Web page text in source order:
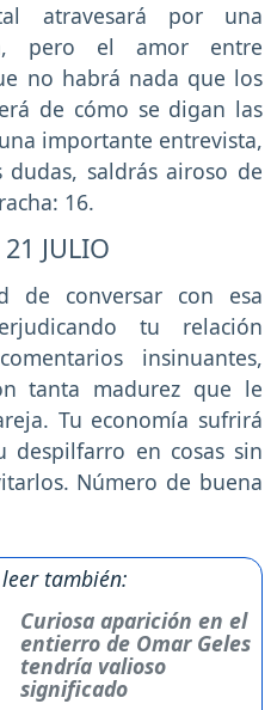
atravesará por una
pero el amor entre
no habrá nada que los
de cómo se digan las
importante entrevista,
saldrás airoso de
16.
JULIO
de conversar con esa
tu relación
insinuantes,
tanta madurez que le
Tu economía sufrirá
en cosas sin
Número de buena
también:
Curiosa aparición en el
entierro de Omar Geles
tendría valioso
significado